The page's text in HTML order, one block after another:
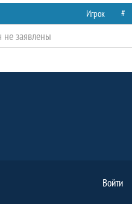
Игрок #
не заявлены
Войти